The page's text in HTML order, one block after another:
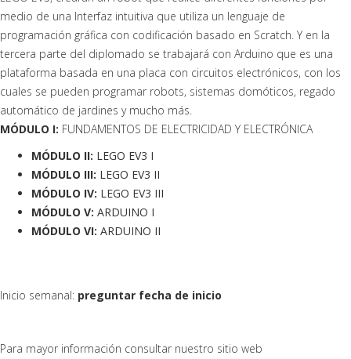
medio de una Interfaz intuitiva que utiliza un lenguaje de
programación gráfica con codificación basado en Scratch. Y en la
tercera parte del diplomado se trabajará con Arduino que es una
plataforma basada en una placa con circuitos electrónicos, con los
cuales se pueden programar robots, sistemas domóticos, regado
automático de jardines y mucho más.
MÓDULO I: FUNDAMENTOS DE ELECTRICIDAD Y ELECTRÓNICA
MÓDULO II: LEGO EV3 I
MÓDULO III: LEGO EV3 II
MÓDULO IV: LEGO EV3 III
MÓDULO V: ARDUINO I
MÓDULO VI: ARDUINO II
Inicio semanal: preguntar fecha de inicio
Para mayor información consultar nuestro sitio web